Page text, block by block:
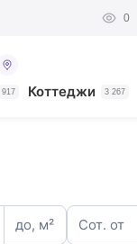
0
917 Коттеджи 3 267
до, м² Сот. от